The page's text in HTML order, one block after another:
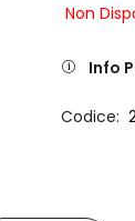
Non
Info
Codice